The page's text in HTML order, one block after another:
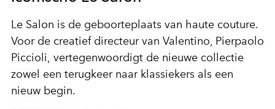
Le Salon is de geboorteplaats van haute couture.
Voor de creatief directeur van Valentino, Pierpaolo
Piccioli, vertegenwoordigt de nieuwe collectie
zowel een terugkeer naar klassiekers als een
nieuw begin.